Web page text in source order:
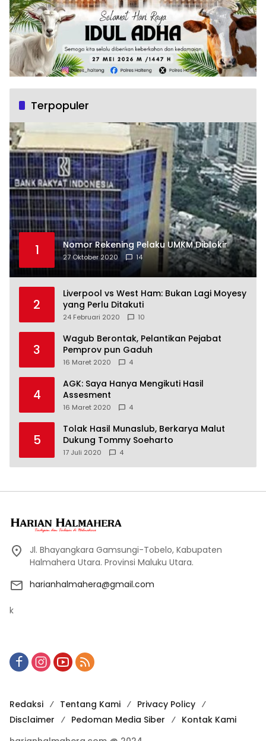
Terpopuler
1 Nomor Rekening Pelaku UMKM Diblokir
27 Oktober 2020 14
2
Liverpool vs West Ham: Bukan Lagi Moyesy
yang Perlu Ditakuti
24 Februari 2020 10
3
Wagub Berontak, Pelantikan Pejabat
Pemprov pun Gaduh
16 Maret 2020 4
4
AGK: Saya Hanya Mengikuti Hasil
Assesment
16 Maret 2020 4
5
Tolak Hasil Munaslub, Berkarya Malut
Dukung Tommy Soeharto
17 Juli 2020 4
Jl. Bhayangkara Gamsungi-Tobelo, Kabupaten
Halmahera Utara. Provinsi Maluku Utara.
harianhalmahera@gmail.com
k
Redaksi Tentang Kami
Privacy Policy
Disclaimer
Pedoman Media Siber
Kontak Kami